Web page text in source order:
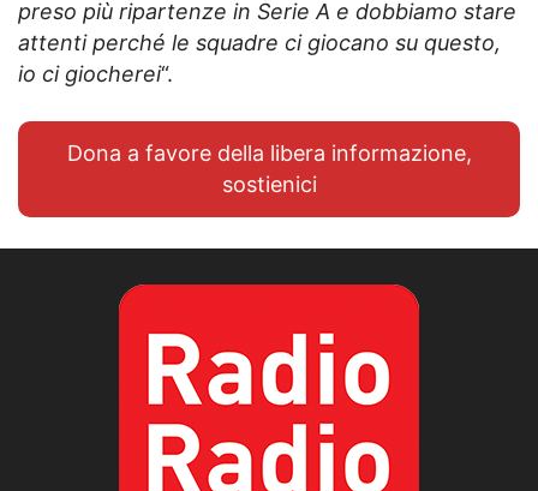
preso più ripartenze in Serie A e dobbiamo stare
attenti perché le squadre ci giocano su questo,
io ci giocherei“.
Dona a favore della libera informazione,
sostienici